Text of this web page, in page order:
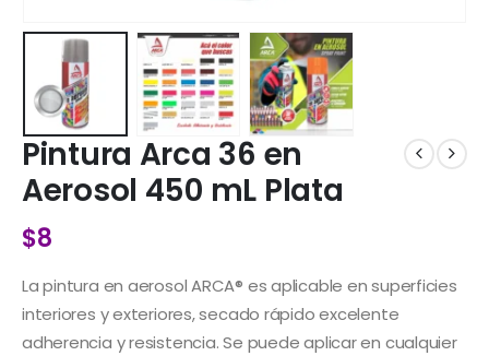
Pintura Arca 36 en
Aerosol 450 mL Plata
$8
La pintura en aerosol ARCA® es aplicable en superficies
interiores y exteriores, secado rápido excelente
adherencia y resistencia. Se puede aplicar en cualquier